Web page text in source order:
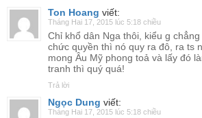
Ton Hoang viết:
Tháng Hai 17, 2015 lúc 5:18 chiều
Chỉ khổ dân Nga thôi, kiểu g
chức quyền thì nó quy ra đô, ra ts
mong Âu Mỹ phong toả và lấy đó
tranh thì quý quá!
Trả lời
Ngọc Dung viết:
Tháng Hai 17, 2015 lúc 5:18 chiều